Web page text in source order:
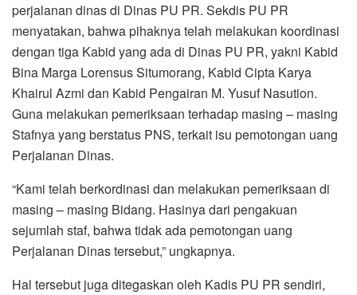
perjalanan dinas di Dinas PU PR. Sekdis PU PR
menyatakan, bahwa pihaknya telah melakukan koordinasi
dengan tiga Kabid yang ada di Dinas PU PR, yakni Kabid
Bina Marga Lorensus Situmorang, Kabid Cipta Karya
Khairul Azmi dan Kabid Pengairan M. Yusuf Nasution.
Guna melakukan pemeriksaan terhadap masing – masing
Stafnya yang berstatus PNS, terkait isu pemotongan uang
Perjalanan Dinas.
“Kami telah berkordinasi dan melakukan pemeriksaan di
masing – masing Bidang. Hasinya dari pengakuan
sejumlah staf, bahwa tidak ada pemotongan uang
Perjalanan Dinas tersebut,” ungkapnya.
Hal tersebut juga ditegaskan oleh Kadis PU PR sendiri,